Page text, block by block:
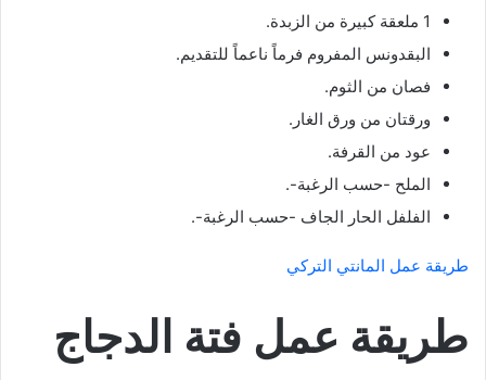
1 ملعقة كبيرة من الزبدة.
البقدونس المفروم فرماً ناعماً للتقديم.
فصان من الثوم.
ورقتان من ورق الغار.
عود من القرفة.
الملح -حسب الرغبة-.
الفلفل الحار الجاف -حسب الرغبة-.
طريقة عمل المانتي التركي
طريقة عمل فتة الدجاج